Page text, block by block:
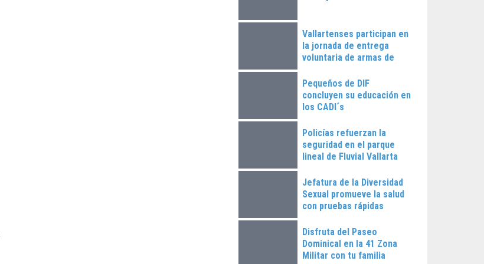
Vallartenses participan en
la jornada de entrega
voluntaria de armas de
Pequeños de DIF
concluyen su educación en
los CADI´s
Policías refuerzan la
seguridad en el parque
lineal de Fluvial Vallarta
Jefatura de la Diversidad
Sexual promueve la salud
con pruebas rápidas
Disfruta del Paseo
Dominical en la 41 Zona
Militar con tu familia